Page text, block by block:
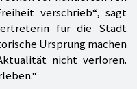
verschrieb“, sagt
für die Stadt
Ursprung machen
nicht verloren.